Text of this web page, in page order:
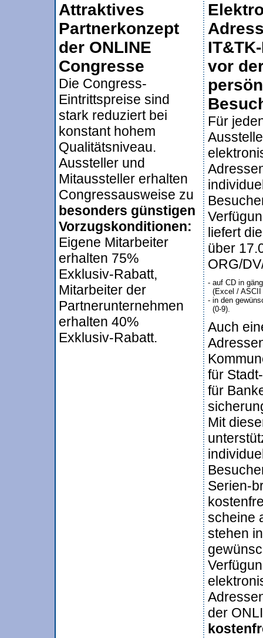
Attraktives
Partnerkonzept
der ONLINE
Congresse
Die Congress-
Eintrittspreise sind
stark reduziert bei
konstant hohem
Qualitätsniveau.
Aussteller und
Mitaussteller erhalten
Congressausweise zu
besonders günstigen
Vorzugskonditionen:
Eigene Mitarbeiter
erhalten 75%
Exklusiv-Rabatt,
Mitarbeiter der
Partnerunternehmen
erhalten 40%
Exklusiv-Rabatt.
vor
Für
liefert
über
ORG/
- auf CD in
(Excel /
- in den
  (0-9).
Auch
für
für
Mit
Serien-
scheine
stehen
der